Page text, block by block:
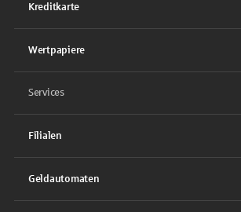
Kreditkarte
Wertpapiere
Services
Filialen
Geldautomaten